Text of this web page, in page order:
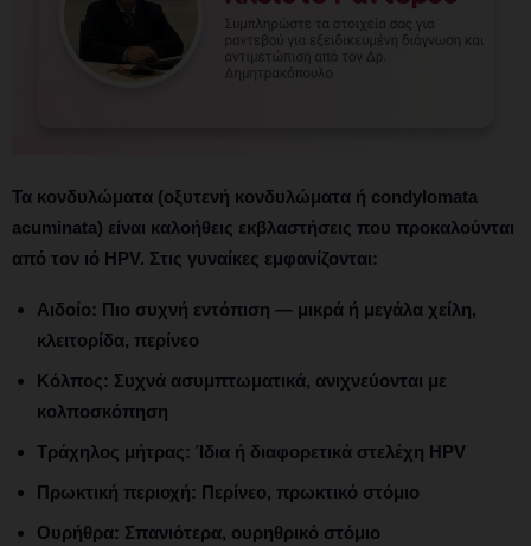
Τα κονδυλώματα (οξυτενή κονδυλώματα ή condylomata
acuminata) είναι καλοήθεις εκβλαστήσεις που προκαλούνται
από τον ιό HPV. Στις γυναίκες εμφανίζονται:
Αιδοίο: Πιο συχνή εντόπιση — μικρά ή μεγάλα χείλη,
κλειτορίδα, περίνεο
Κόλπος: Συχνά ασυμπτωματικά, ανιχνεύονται με
κολποσκόπηση
Τράχηλος μήτρας: Ίδια ή διαφορετικά στελέχη HPV
Πρωκτική περιοχή: Περίνεο, πρωκτικό στόμιο
Ουρήθρα: Σπανιότερα, ουρηθρικό στόμιο